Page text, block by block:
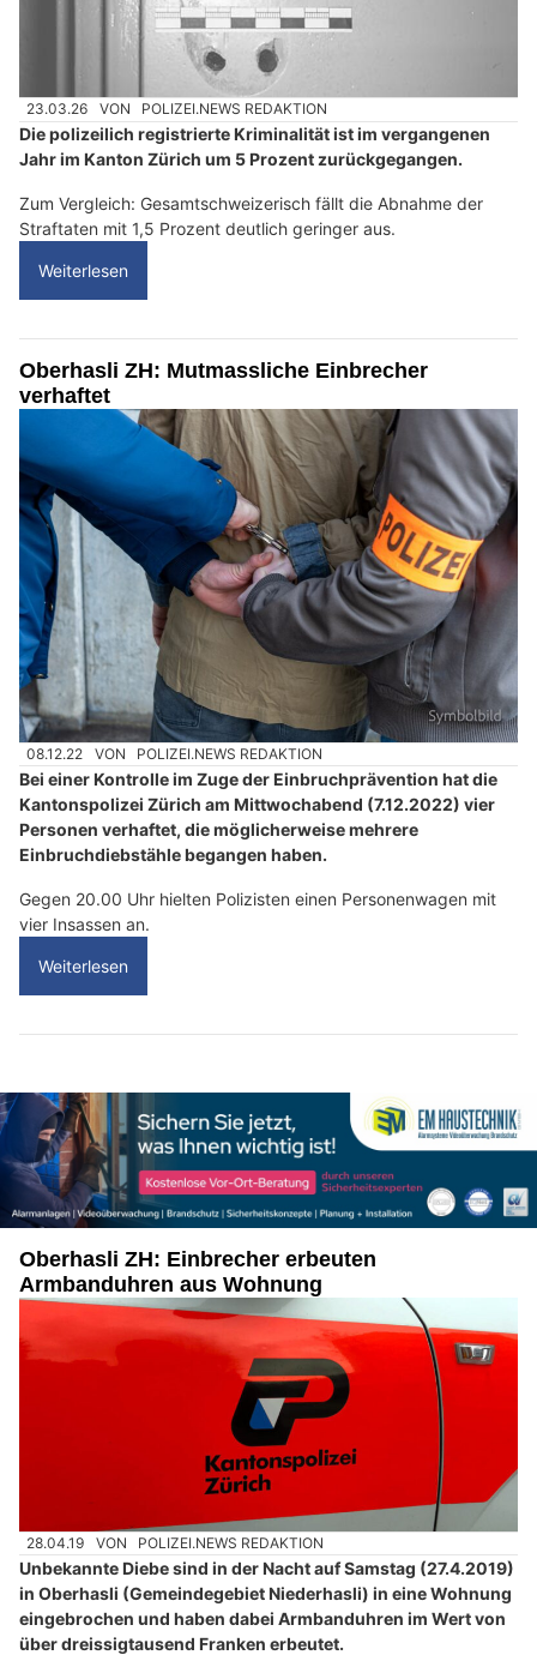
23.03.26 VON POLIZEI.NEWS REDAKTION
Die polizeilich registrierte Kriminalität ist im vergangenen
Jahr im Kanton Zürich um 5 Prozent zurückgegangen.
Zum Vergleich: Gesamtschweizerisch fällt die Abnahme der
Straftaten mit 1,5 Prozent deutlich geringer aus.
Weiterlesen
Oberhasli ZH: Mutmassliche Einbrecher
verhaftet
08.12.22 VON POLIZEI.NEWS REDAKTION
Bei einer Kontrolle im Zuge der Einbruchprävention hat die
Kantonspolizei Zürich am Mittwochabend (7.12.2022) vier
Personen verhaftet, die möglicherweise mehrere
Einbruchdiebstähle begangen haben.
Gegen 20.00 Uhr hielten Polizisten einen Personenwagen mit
vier Insassen an.
Weiterlesen
Oberhasli ZH: Einbrecher erbeuten
Armbanduhren aus Wohnung
28.04.19 VON POLIZEI.NEWS REDAKTION
Unbekannte Diebe sind in der Nacht auf Samstag (27.4.2019)
in Oberhasli (Gemeindegebiet Niederhasli) in eine Wohnung
eingebrochen und haben dabei Armbanduhren im Wert von
über dreissigtausend Franken erbeutet.